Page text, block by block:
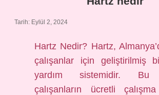
Tarih: Eylül 2, 2024
Hartz Nedir? Hartz,
çalışanlar için geliştirilmiş
yardım sistemidir. Bu
çalışanların ücretli